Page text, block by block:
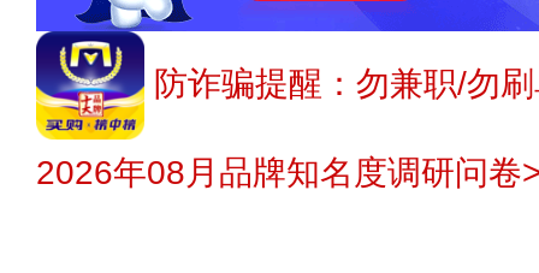
防诈骗提醒：勿兼职/勿
2026年08月品牌知名度调研问卷